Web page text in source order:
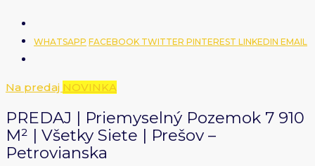
WHATSAPP FACEBOOK TWITTER PINTEREST LINKEDIN EMAIL
Na predaj NOVINKA
PREDAJ | Priemyselný Pozemok 7 910
M² | Všetky Siete | Prešov –
Petrovianska